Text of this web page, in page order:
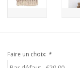
Faire un choix: *